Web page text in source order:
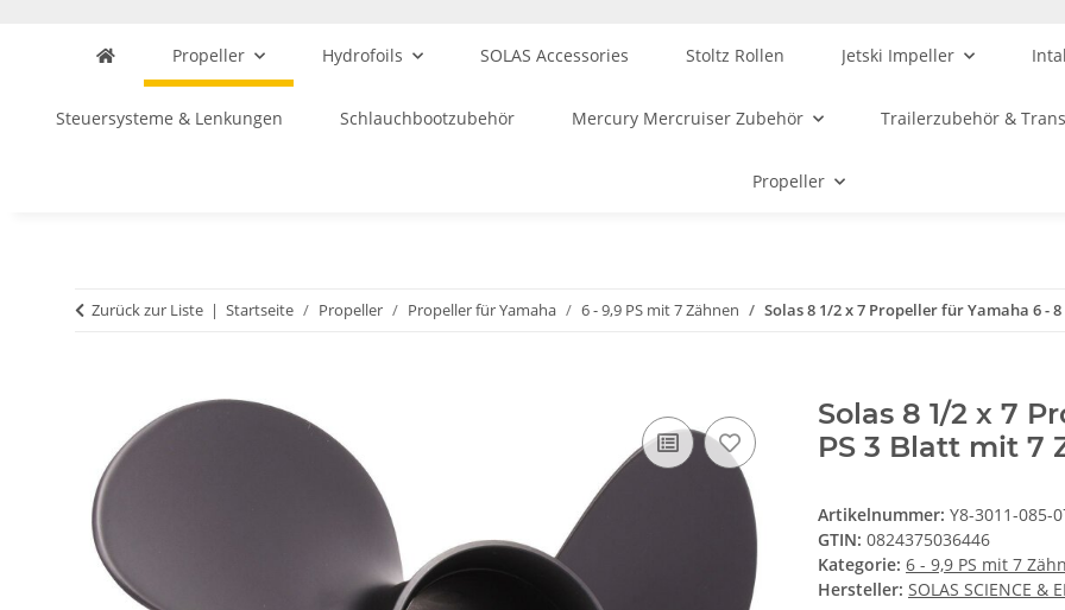
Propeller Hydrofoils SOLAS Accessories Stoltz Rollen Jetski Impeller
Steuersysteme & Lenkungen Schlauchbootzubehör Mercury Mercruiser Zubehör Trailerzubehör &
Propeller
Zurück zur Liste Startseite Propeller Propeller für Yamaha 6 - 9,9 PS mit 7 Zähnen Solas 8 1/2 x 7 Propeller für Yamaha 6 -
Solas 8 1/2 x 7
PS 3 Blatt mit 7
Artikelnummer: Y8-3011-085-
GTIN: 0824375036446
Kategorie: 6 - 9,9 PS mit 7
Hersteller: SOLAS SCIENCE &